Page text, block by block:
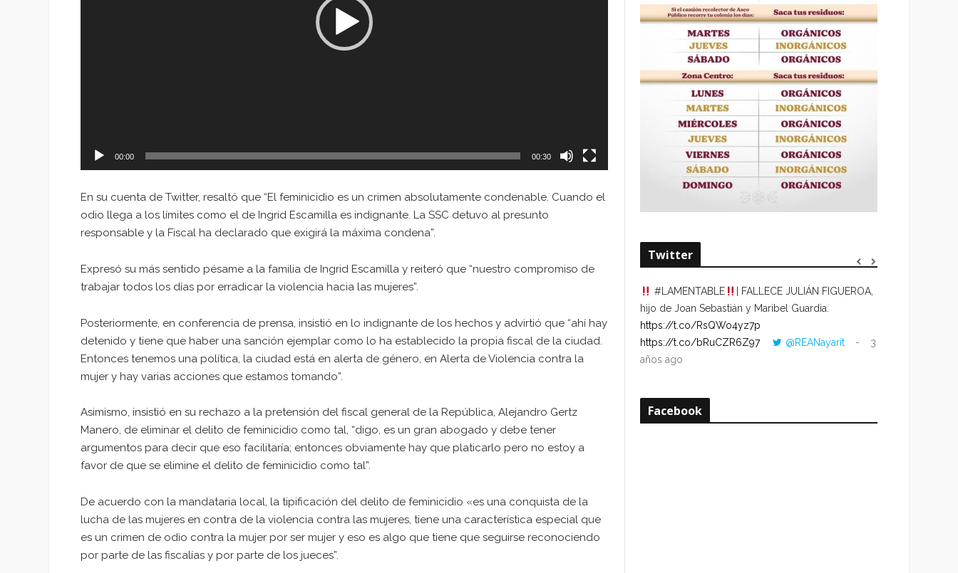
00:00 00:30
En su cuenta de Twitter, resaltó que “El feminicidio es un crimen absolutamente condenable. Cuando el
odio llega a los límites como el de Ingrid Escamilla es indignante. La SSC detuvo al presunto
responsable y la Fiscal ha declarado que exigirá la máxima condena”.
Expresó su más sentido pésame a la familia de Ingrid Escamilla y reiteró que “nuestro compromiso de
trabajar todos los días por erradicar la violencia hacia las mujeres”.
Posteriormente, en conferencia de prensa, insistió en lo indignante de los hechos y advirtió que “ahí hay
detenido y tiene que haber una sanción ejemplar como lo ha establecido la propia fiscal de la ciudad.
Entonces tenemos una política, la ciudad está en alerta de género, en Alerta de Violencia contra la
mujer y hay varias acciones que estamos tomando”.
Asimismo, insistió en su rechazo a la pretensión del fiscal general de la República, Alejandro Gertz
Manero, de eliminar el delito de feminicidio como tal, “digo, es un gran abogado y debe tener
argumentos para decir que eso facilitaría; entonces obviamente hay que platicarlo pero no estoy a
favor de que se elimine el delito de feminicidio como tal”.
De acuerdo con la mandataria local, la tipificación del delito de feminicidio «es una conquista de la
lucha de las mujeres en contra de la violencia contra las mujeres, tiene una característica especial que
es un crimen de odio contra la mujer por ser mujer y eso es algo que tiene que seguirse reconociendo
por parte de las fiscalías y por parte de los jueces”.
Twitter
#LAMENTABLE
| FALLECE JULIÁN FIGUEROA,
hijo de Joan Sebastián y Maribel Guardia.
https://t.co/RsQWo4yz7p
https://t.co/bRuCZR6Z97
@REANayarit
3
años ago
Facebook